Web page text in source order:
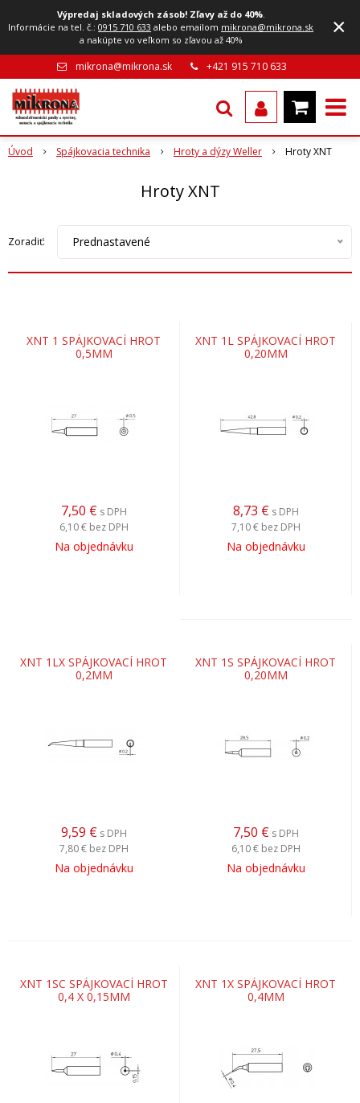
Výpredaj skladových zásob! Zľavy až do 40%.
Informácie na tel. č.:0915 710 633 alebo emailom mikrona@mikrona.sk
a nakúpte vo veľkom so zľavou až 40%
×
mikrona@mikrona.sk +421 915 710 633
Úvod Spájkovacia technika Hroty a dýzy Weller Hroty XNT
Hroty XNT
Zoradiť: Prednastavené
XNT 1 SPÁJKOVACÍ HROT
0,5MM
7,50 € s DPH
6,10 € bez DPH
Na objednávku
XNT 1L SPÁJKOVACÍ HROT
0,20MM
8,73 € s DPH
7,10 € bez DPH
Na objednávku
XNT 1LX SPÁJKOVACÍ HROT
0,2MM
9,59 € s DPH
7,80 € bez DPH
Na objednávku
XNT 1S SPÁJKOVACÍ HROT
0,20MM
7,50 € s DPH
6,10 € bez DPH
Na objednávku
XNT 1SC SPÁJKOVACÍ HROT
0,4 X 0,15MM
XNT 1X SPÁJKOVACÍ HROT
0,4MM